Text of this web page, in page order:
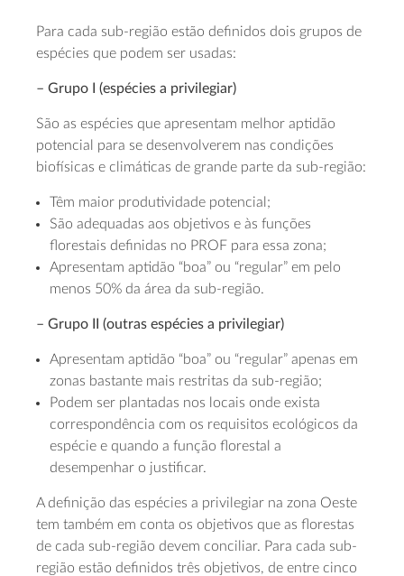
Para cada sub-região estão definidos dois grupos de
espécies que podem ser usadas:
– Grupo I (espécies a privilegiar)
São as espécies que apresentam melhor aptidão
potencial para se desenvolverem nas condições
biofísicas e climáticas de grande parte da sub-região:
Têm maior produtividade potencial;
São adequadas aos objetivos e às funções
florestais definidas no PROF para essa zona;
Apresentam aptidão “boa” ou “regular” em pelo
menos 50% da área da sub-região.
– Grupo II (outras espécies a privilegiar)
Apresentam aptidão “boa” ou “regular” apenas em
zonas bastante mais restritas da sub-região;
Podem ser plantadas nos locais onde exista
correspondência com os requisitos ecológicos da
espécie e quando a função florestal a
desempenhar o justificar.
A definição das espécies a privilegiar na zona Oeste
tem também em conta os objetivos que as florestas
de cada sub-região devem conciliar. Para cada sub-
região estão definidos três objetivos, de entre cinco